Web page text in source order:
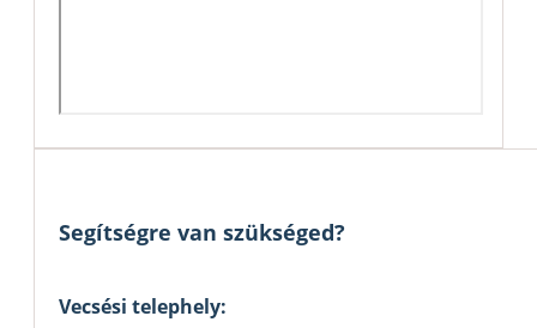
Segítségre van szükséged?
Vecsési telephely: